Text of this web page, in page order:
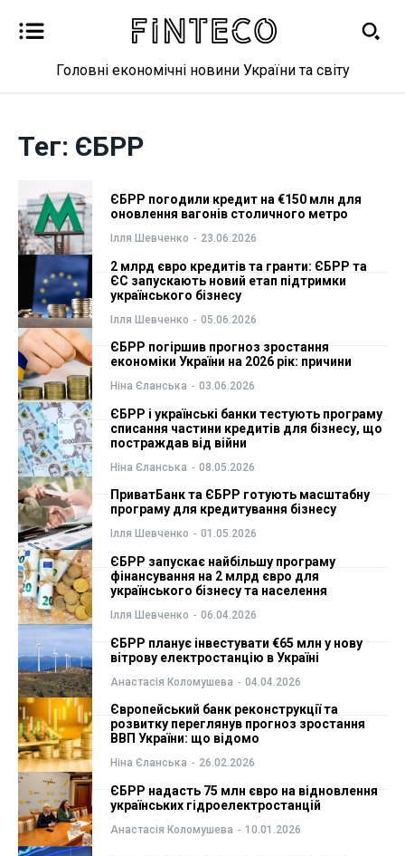
Фінанси
Валютний ринок
Криптовалюта
Робота і освіта
Публікації
ФОП
Курс валют
Ми в соц. мережах
Фінанси
Валютний ринок
Криптовалюта
Робота і освіта
Публікації
ФОП
Курс валют
Ми в соц. мережах
Головні економічні новини України та світу
Тег: ЄБРР
ЄБРР погодили кредит на €150 млн для
оновлення вагонів столичного метро
Ілля Шевченко - 23.06.2026
2 млрд євро кредитів та гранти: ЄБРР та
ЄС запускають новий етап підтримки
українського бізнесу
Ілля Шевченко - 05.06.2026
ЄБРР погіршив прогноз зростання
економіки України на 2026 рік: причини
Ніна Єланська - 03.06.2026
ЄБРР і українські банки тестують програму
списання частини кредитів для бізнесу, що
постраждав від війни
Ніна Єланська - 08.05.2026
ПриватБанк та ЄБРР готують масштабну
програму для кредитування бізнесу
Ілля Шевченко - 01.05.2026
ЄБРР запускає найбільшу програму
фінансування на 2 млрд євро для
українського бізнесу та населення
Ілля Шевченко - 06.04.2026
ЄБРР планує інвестувати €65 млн у нову
вітрову електростанцію в Україні
Анастасія Коломушева - 04.04.2026
Європейський банк реконструкції та
розвитку переглянув прогноз зростання
ВВП України: що відомо
Ніна Єланська - 26.02.2026
ЄБРР надасть 75 млн євро на відновлення
українських гідроелектростанцій
Анастасія Коломушева - 10.01.2026